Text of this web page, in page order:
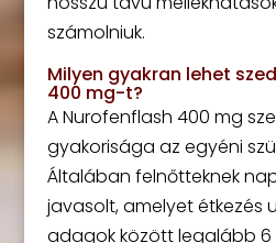
számolniuk.
Milyen gyakran lehet
400 mg-t?
A Nurofenflash 400 mg
gyakorisága az egyéni
Általában felnőtteknek
javasolt, amelyet étkezés
adagok között legalább 6